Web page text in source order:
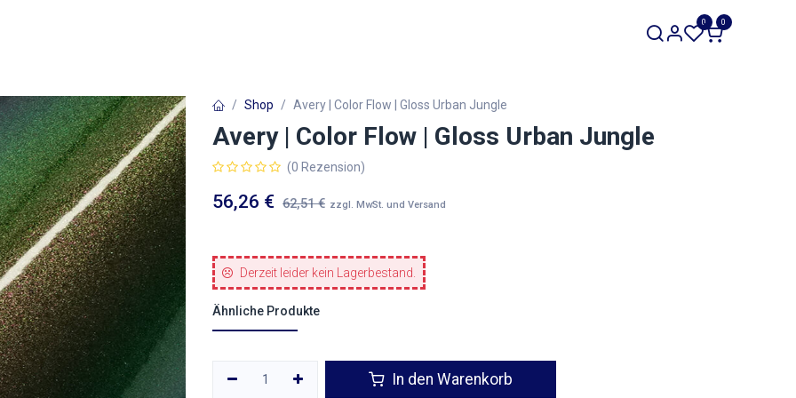
0 0
Shop Avery | Color Flow | Gloss Urban Jungle
Avery | Color Flow | Gloss Urban Jungle
(0 Rezension)
56,26 € 62,51€ zzgl. MwSt. und Versand
Derzeit leider kein Lagerbestand.
Ähnliche Produkte
In den Warenkorb